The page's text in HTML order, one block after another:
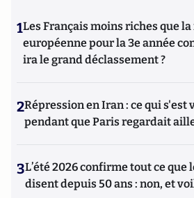
1Les Français moins riches que
européenne pour la 3e année
ira le grand déclassement ?
2Répression en Iran : ce qui s'est
pendant que Paris regardait
3L’été 2026 confirme tout ce que
disent depuis 50 ans : non, et